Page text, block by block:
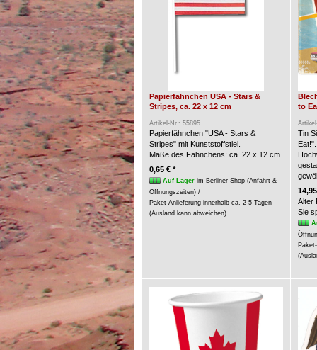
Papierfähnchen USA - Stars &
Stripes, ca. 22 x 12 cm
Artikel-Nr.: 55895
Papierfähnchen "USA - Stars &
Stripes" mit Kunststoffstiel.
Maße des Fähnchens: ca. 22 x 12 cm
0,65 € *
Auf Lagerim Berliner Shop (Anfahrt &
Öffnungszeiten) /
Paket-Anlieferung innerhalb ca. 2-5 Tagen
(Ausland kann abweichen).
to
Tin
Eat!".
Alter
Sie